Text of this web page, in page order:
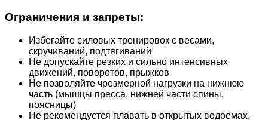
Ограничения и запреты:
Избегайте силовых тренировок с весами,
скручиваний, подтягиваний
Не допускайте резких и сильно интенсивных
движений, поворотов, прыжков
Не позволяйте чрезмерной нагрузки на нижнюю
часть (мышцы пресса, нижней части спины,
поясницы)
Не рекомендуется плавать в открытых водоемах,